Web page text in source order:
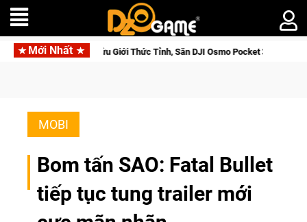
Mới Nhất
Saga: Cửu Giới Thức Tỉnh, Săn DJI Osmo Pocket 3 Ngay Hôm Nay
MOBI
Bom tấn SAO: Fatal Bullet
tiếp tục tung trailer mới